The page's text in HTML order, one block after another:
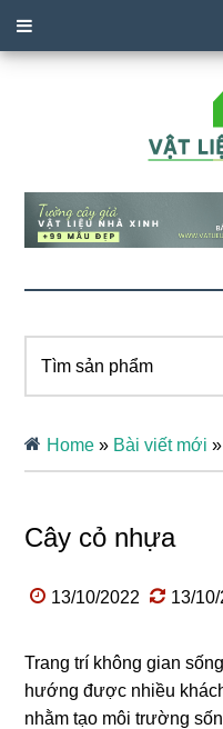
sản
Home » Bài viết mới
Cây cỏ nhựa
13/10/2022 13/
Trang trí không gian
hướng được nhiều
nhằm tạo môi trường